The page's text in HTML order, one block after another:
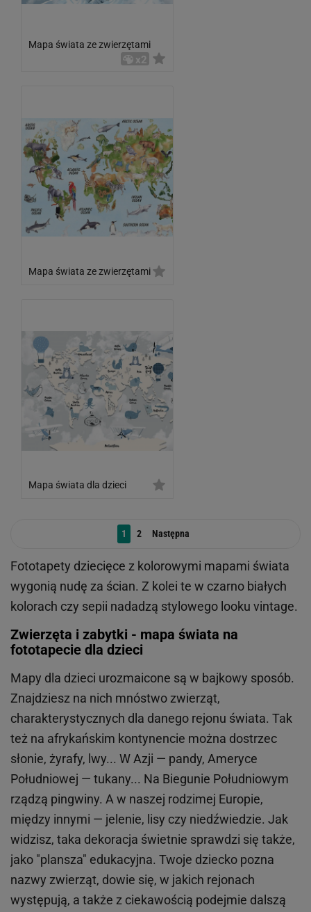
Mapa świata ze zwierzętami
x2
Mapa świata ze zwierzętami
Mapa świata dla dzieci
1 2 Następna
Fototapety dziecięce z kolorowymi mapami świata
wygonią nudę za ścian. Z kolei te w czarno białych
kolorach czy sepii nadadzą stylowego looku vintage.
Zwierzęta i zabytki - mapa świata na
fototapecie dla dzieci
Mapy dla dzieci urozmaicone są w bajkowy sposób.
Znajdziesz na nich mnóstwo zwierząt,
charakterystycznych dla danego rejonu świata. Tak
też na afrykańskim kontynencie można dostrzec
słonie, żyrafy, lwy... W Azji — pandy, Ameryce
Południowej — tukany... Na Biegunie Południowym
rządzą pingwiny. A w naszej rodzimej Europie,
między innymi — jelenie, lisy czy niedźwiedzie. Jak
widzisz, taka dekoracja świetnie sprawdzi się także,
jako "plansza" edukacyjna. Twoje dziecko pozna
nazwy zwierząt, dowie się, w jakich rejonach
występują, a także z ciekawością podejmie dalszą